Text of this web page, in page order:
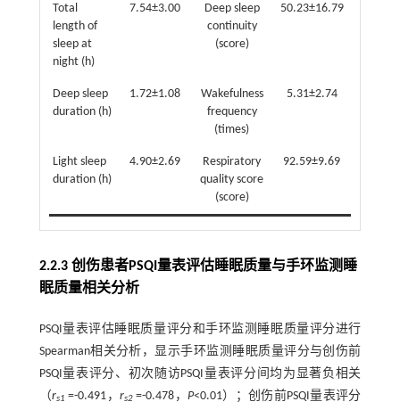
Total
length of
sleep at
night (h)
7.54±3.00
Deep sleep
continuity
(score)
50.23±16.79
Deep sleep
duration (h)
1.72±1.08
Wakefulness
frequency
(times)
5.31±2.74
Light sleep
duration (h)
4.90±2.69
Respiratory
quality score
(score)
92.59±9.69
2.2.3 创伤患者PSQI量表评估睡眠质量与手环监测睡
眠质量相关分析
PSQI量表评估睡眠质量评分和手环监测睡眠质量评分进行
Spearman相关分析，显示手环监测睡眠质量评分与创伤前
PSQI量表评分、初次随访PSQI量表评分间均为显著负相关
（rs1 =-0.491， rs2=-0.478， P<0.01）；创伤前PSQI量表评分